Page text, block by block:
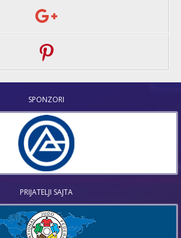
SPONZORI
PRIJATELJI SAJTA